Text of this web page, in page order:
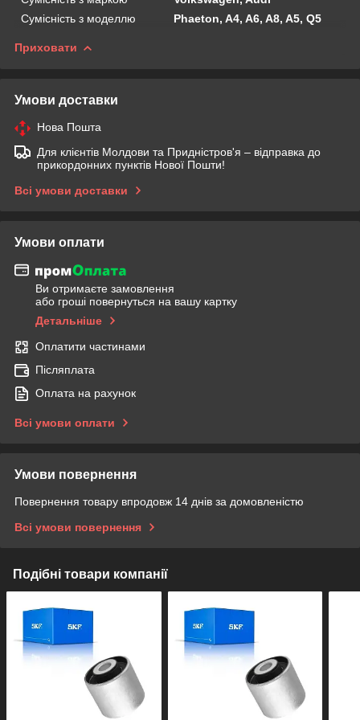
Сумісність з моделлю
Phaeton, A4, A6, A8, A5, Q5
Приховати
Умови доставки
Нова Пошта
Для клієнтів Молдови та Придністров'я – відправка до
прикордонних пунктів Нової Пошти!
Всі умови доставки
Умови оплати
Ви отримаєте замовлення
або гроші повернуться на вашу картку
Детальніше
Оплатити частинами
Післяплата
Оплата на рахунок
Всі умови оплати
Умови повернення
Повернення товару впродовж 14 днів за домовленістю
Всі умови повернення
Подібні товари компанії